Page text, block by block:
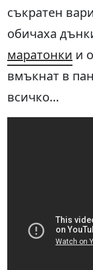
съкратен
обичаха
маратонки и
вмъкнат в
всичко…